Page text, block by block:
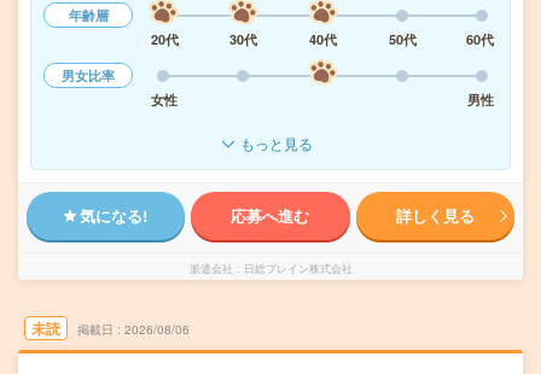
年齢層
20代
30代 40代 50代
60代
男女比率
女性
男性
もっと見る
気になる! 応募へ進む 詳しく見る
派遣会社 日総ブレイン株式会社
未読 掲載日 2026/08/06